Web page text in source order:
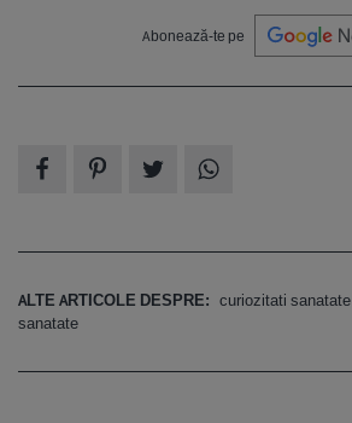
Abonează-te pe
ALTE ARTICOLE DESPRE: curiozitati sanatate
sanatate